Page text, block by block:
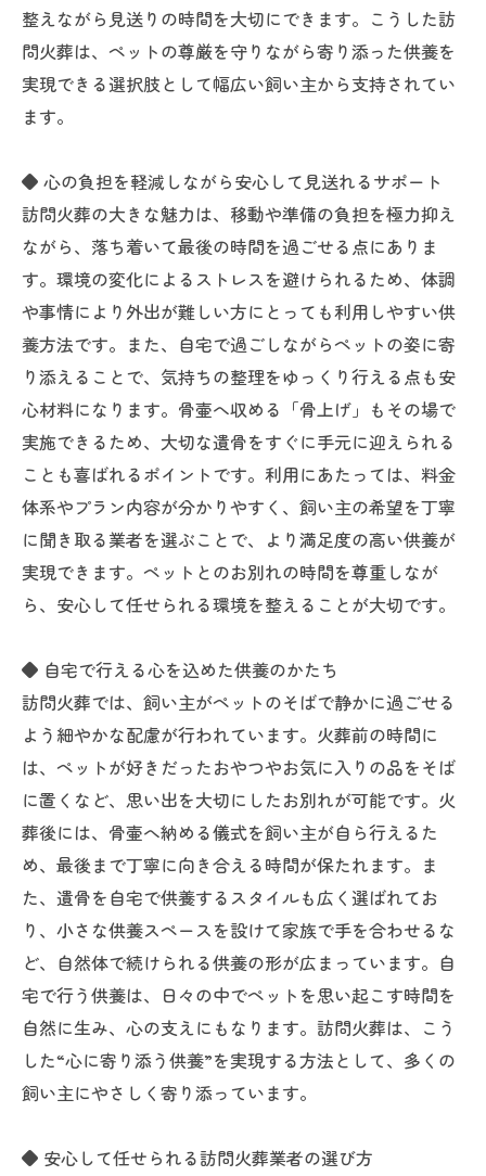
整えながら見送りの時間を大切にできます。こうした訪
問火葬は、ペットの尊厳を守りながら寄り添った供養を
実現できる選択肢として幅広い飼い主から支持されてい
ます。
◆ 心の負担を軽減しながら安心して見送れるサポート
訪問火葬の大きな魅力は、移動や準備の負担を極力抑え
ながら、落ち着いて最後の時間を過ごせる点にありま
す。環境の変化によるストレスを避けられるため、体調
や事情により外出が難しい方にとっても利用しやすい供
養方法です。また、自宅で過ごしながらペットの姿に寄
り添えることで、気持ちの整理をゆっくり行える点も安
心材料になります。骨壷へ収める「骨上げ」もその場で
実施できるため、大切な遺骨をすぐに手元に迎えられる
ことも喜ばれるポイントです。利用にあたっては、料金
体系やプラン内容が分かりやすく、飼い主の希望を丁寧
に聞き取る業者を選ぶことで、より満足度の高い供養が
実現できます。ペットとのお別れの時間を尊重しなが
ら、安心して任せられる環境を整えることが大切です。
◆ 自宅で行える心を込めた供養のかたち
訪問火葬では、飼い主がペットのそばで静かに過ごせる
よう細やかな配慮が行われています。火葬前の時間に
は、ペットが好きだったおやつやお気に入りの品をそば
に置くなど、思い出を大切にしたお別れが可能です。火
葬後には、骨壷へ納める儀式を飼い主が自ら行えるた
め、最後まで丁寧に向き合える時間が保たれます。ま
た、遺骨を自宅で供養するスタイルも広く選ばれてお
り、小さな供養スペースを設けて家族で手を合わせるな
ど、自然体で続けられる供養の形が広まっています。自
宅で行う供養は、日々の中でペットを思い起こす時間を
自然に生み、心の支えにもなります。訪問火葬は、こう
した“心に寄り添う供養”を実現する方法として、多くの
飼い主にやさしく寄り添っています。
◆ 安心して任せられる訪問火葬業者の選び方